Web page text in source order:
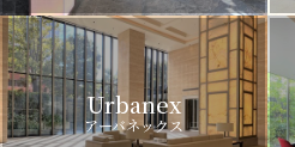
Urbanex
アーバネックス